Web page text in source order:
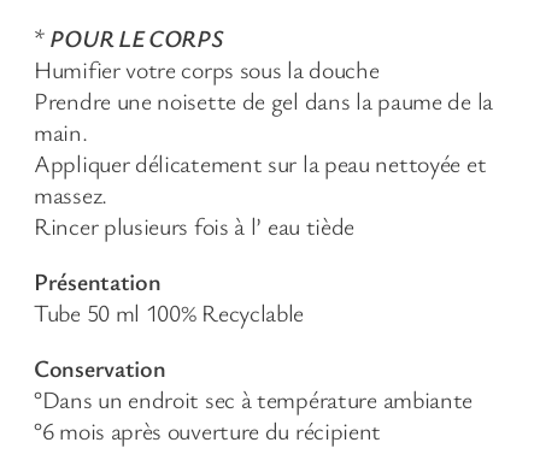
*POUR LE CORPS
Humifier votre corps sous la douche
Prendre une noisette de gel dans la paume de la
main.
Appliquer délicatement sur la peau nettoyée et
massez.
Rincer plusieurs fois à l’ eau tiède
Présentation
Tube 50 ml 100% Recyclable
Conservation
°Dans un endroit sec à température ambiante
°6 mois après ouverture du récipient